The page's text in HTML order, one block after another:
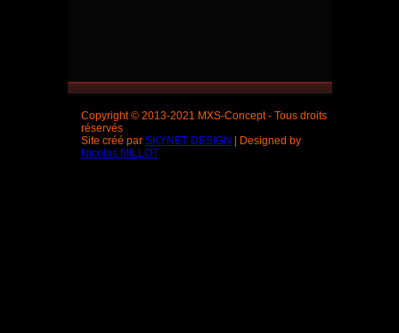
Copyright © 2013-2021 MXS-Concept - Tous droits
réservés
Site créé par SKYNET DESIGN
| Designed by
Nicolas MILLOT